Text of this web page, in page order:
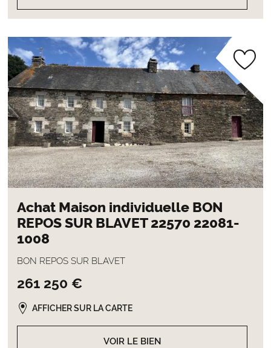
Achat Maison individuelle BON
REPOS SUR BLAVET 22570 22081-
1008
BON REPOS SUR BLAVET
261 250 €
VOIR LE BIEN
AFFICHER SUR LA CARTE